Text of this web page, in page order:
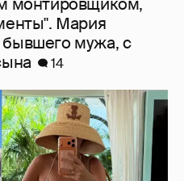
как отдыхают
Ксения Собчак
4